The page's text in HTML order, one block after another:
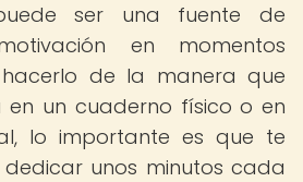
ser una fuente de
en momentos
hacerlo de la manera que
en un cuaderno físico o en
lo importante es que te
unos minutos cada